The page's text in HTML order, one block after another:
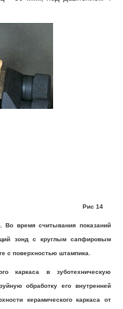
14
Во время считывания показаний
зонд с круглым сапфировым
с поверхностью штампика.
каркаса в зуботехническую
обработку его внутренней
керамического каркаса от